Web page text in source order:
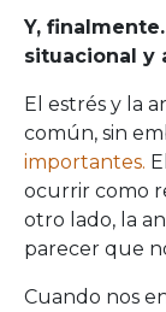
Y,
situacional y
El estrés y la
común, sin
importantes.
ocurrir como
otro lado, la
parecer que
Cuando nos